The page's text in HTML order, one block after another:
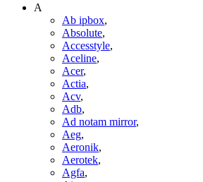
A
Ab ipbox,
Absolute,
Accesstyle,
Aceline,
Acer,
Actia,
Acv,
Adb,
Ad notam mirror,
Aeg,
Aeronik,
Aerotek,
Agfa,